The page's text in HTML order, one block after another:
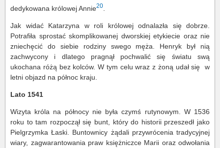
dedykowana królowej Annie20
Jak widać Katarzyna w roli królowej odnalazła się dobrze.
Potrafiła sprostać skomplikowanej dworskiej etykiecie oraz nie
zniechęcić do siebie rodziny swego męża. Henryk był nią
zachwycony i dlatego pragnął pochwalić się światu swą
ukochana różą bez kolców. W tym celu wraz z żoną udał się w
letni objazd na północ kraju.
Lato 1541
Wizyta króla na północy nie była czymś rutynowym. W 1536
roku to tam rozpoczął się bunt, który do historii przeszedł jako
Pielgrzymka Łaski. Buntownicy żądali przywrócenia tradycyjnej
wiary, zagwarantowania praw księżniczce Marii oraz odwołania